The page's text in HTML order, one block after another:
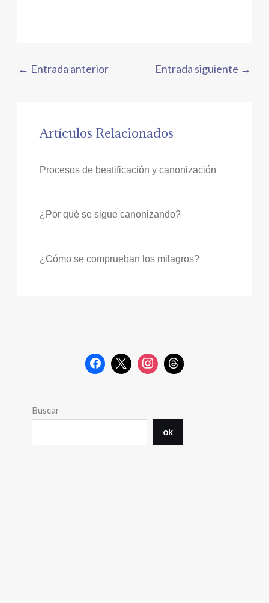
← Entrada anterior Entrada siguiente →
Artículos Relacionados
Procesos de beatificación y canonización
¿Por qué se sigue canonizando?
¿Cómo se comprueban los milagros?
Buscar
ok